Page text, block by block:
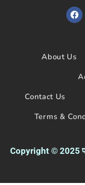
F
a
o
About Us
Contact Us
Terms &
Copyright © 2025